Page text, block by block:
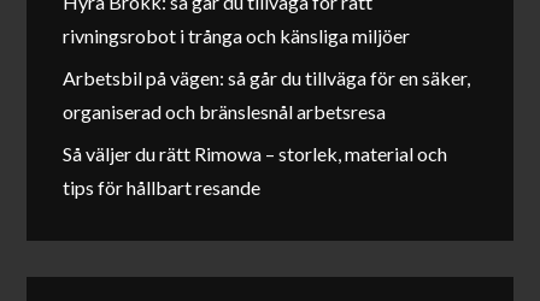
rivningsrobot i trånga och känsliga miljöer
Arbetsbil på vägen: så går du tillväga för en säker,
organiserad och bränslesnål arbetsresa
Så väljer du rätt Rimowa – storlek, material och
tips för hållbart resande